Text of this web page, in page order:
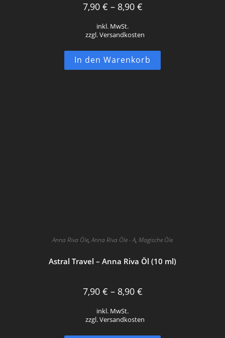
7,90 € – 8,90 €
inkl. MwSt.
zzgl. Versandkosten
In den Warenkorb
Anna Riva Öle,Anna Riva Öle - A, Magische Öle
Astral Travel – Anna Riva Öl (10 ml)
7,90 € – 8,90 €
inkl. MwSt.
zzgl. Versandkosten